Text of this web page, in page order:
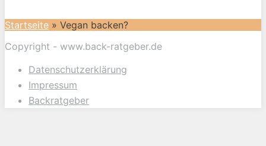
Startseite » Vegan backen?
Copyright - www.back-ratgeber.de
Datenschutzerklärung
Impressum
Backratgeber